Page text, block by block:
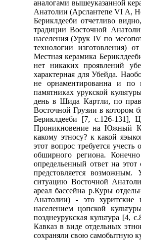
аналогами вышеуказанной
Анатолии (Арслантепе VI A,
Бериклдееби отчетливо
традиции Восточной
населения (Урук IV по
технологии изготовления)
Местная керамика
нет никаких проявлений
характерная для Убейда.
не орнаментированна и по
памятниках урукской
день в Шида Картли, по
Восточной Грузии в котором
Бериклдееби [7, с.126-131],
Проникновение на Южный
какому этносу? к какой
этот вопрос требуется
обширного региона.
определьенный ответ на
предстовляется возможным.
ситуацию Восточной
ареал бассейна р.Куры
Анатолии) - это хуритские
населением цопской
позднеурукская культура
Кавказ в виде отдельных
сохраняли свою самобытную